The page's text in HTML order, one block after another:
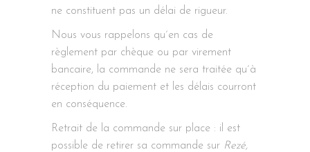
ne constituent pas un délai de rigueur.
Nous vous rappelons qu´en cas de
règlement par chèque ou par virement
bancaire, la commande ne sera traitée qu´à
réception du paiement et les délais courront
en conséquence.
Retrait de la commande sur place : il est
possible de retirer sa commande sur Rezé,